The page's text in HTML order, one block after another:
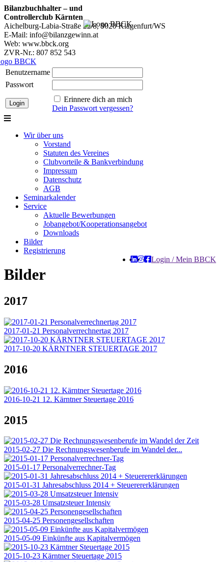
Bilanzbuchhalter – und
Controllerclub Kärnten
Aichelburg-Labia-Straße 22/8, 9020 Klagenfurt/WS
E-Mail: info@bilanzgewinn.at
Web: www.bbck.org
ZVR-Nr.: 807 852 543
Benutzername
Passwort
Erinnere dich an mich
Dein Passwort vergessen?
Wir über uns
Vorstand
Statuten des Vereines
Clubvorteile & Bankverbindung
Impressum
Datenschutz
AGB
Seminarkalender
Service
Aktuelle Bewerbungen
Jobangebot/Kooperationsangebot
Downloads
Bilder
Registrierung
Login / Mein BBCK
Bilder
2017
2017-01-21 Personalverrechnertag 2017
2017-10-20 KÄRNTNER STEUERTAGE 2017
2016
2016-10-21 12. Kärntner Steuertage 2016
2015
2015-02-27 Die Rechnungswesenberufe im Wandel der...
2015-01-17 Personalverrechner-Tag
2015-01-31 Jahresabschluss 2014 + Steuerererklärungen
2015-03-28 Umsatzsteuer Intensiv
2015-04-25 Personengesellschaften
2015-05-09 Einkünfte aus Kapitalvermögen
2015-10-23 Kärntner Steuertage 2015